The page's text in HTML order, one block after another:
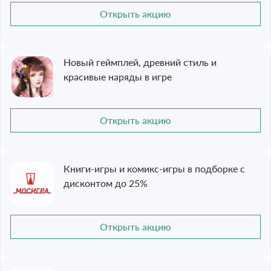
Открыть акцию
Новый геймплей, древний стиль и
красивые наряды в игре
Открыть акцию
Книги-игры и комикс-игры в подборке с
дисконтом до 25%
Открыть акцию